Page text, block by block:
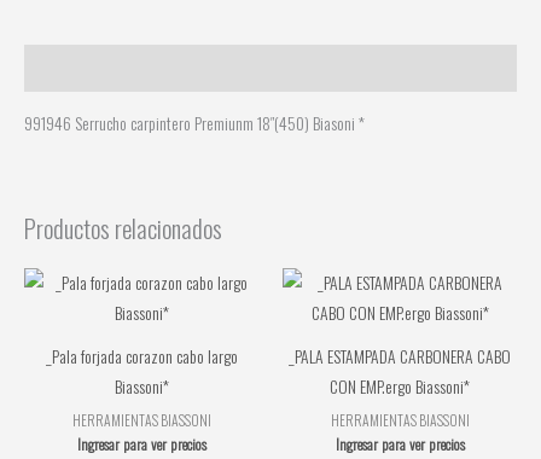
991946 Serrucho carpintero Premiunm 18″(450) Biasoni *
Productos relacionados
_Pala forjada corazon cabo largo
Biassoni*
HERRAMIENTAS BIASSONI
Ingresar para ver precios
_PALA ESTAMPADA CARBONERA CABO
CON EMP.ergo Biassoni*
HERRAMIENTAS BIASSONI
Ingresar para ver precios